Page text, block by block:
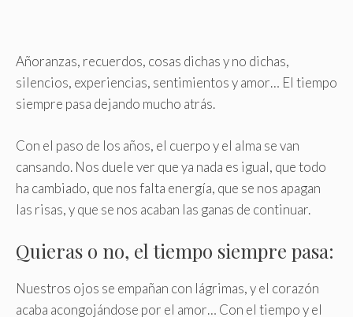
Añoranzas, recuerdos, cosas dichas y no dichas,
silencios, experiencias, sentimientos y amor… El tiempo
siempre pasa dejando mucho atrás.
Con el paso de los años, el cuerpo y el alma se van
cansando. Nos duele ver que ya nada es igual, que todo
ha cambiado, que nos falta energía, que se nos apagan
las risas, y que se nos acaban las ganas de continuar.
Quieras o no, el tiempo siempre pasa:
Nuestros ojos se empañan con lágrimas, y el corazón
acaba acongojándose por el amor… Con el tiempo y el